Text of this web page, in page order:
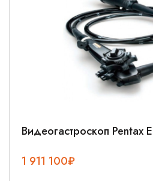
Видеогастроскоп Pentax
1 911 100₽